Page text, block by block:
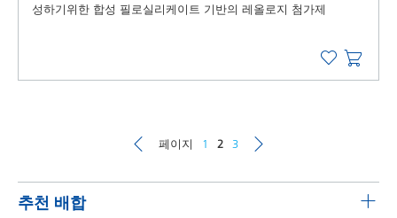
성하기위한 합성 필로실리케이트 기반의 레올로지 첨가제
페이지 1 2 3
추천 배합